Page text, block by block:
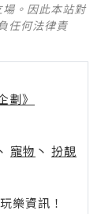
。因此本站對
任何法律責
劃》
寵物 丶 扮靚
樂資訊！